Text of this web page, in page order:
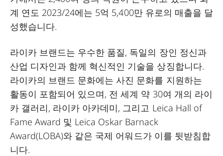
계 연도 2023/24에는 5억 5,400만 유로의 매출을 달
성했습니다.
라이카 브랜드는 우수한 품질, 독일의 장인 정신과
산업 디자인과 함께 혁신적인 기술을 상징합니다.
라이카의 브랜드 문화에는 사진 문화를 지원하는
활동이 포함되어 있으며, 전 세계 약 30여 개의 라이
카 갤러리, 라이카 아카데미, 그리고 Leica Hall of
Fame Award 및 Leica Oskar Barnack
Award(LOBA)와 같은 국제 어워드가 이를 뒷받침합
니다.